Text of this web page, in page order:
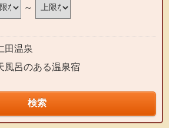
～
田温泉
風呂のある温泉宿